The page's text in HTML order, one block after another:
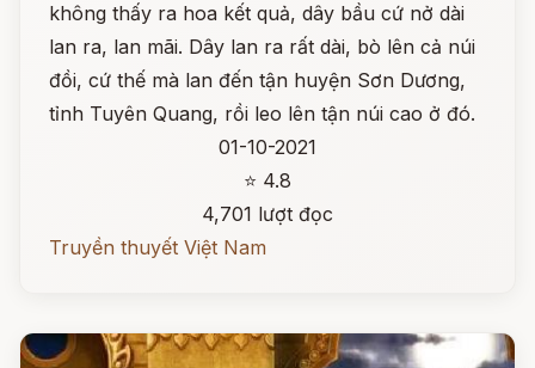
không thấy ra hoa kết quả, dây bầu cứ nở dài
lan ra, lan mãi. Dây lan ra rất dài, bò lên cả núi
đồi, cứ thế mà lan đến tận huyện Sơn Dương,
tỉnh Tuyên Quang, rồi leo lên tận núi cao ở đó.
01-10-2021
⭐ 4.8
4,701 lượt đọc
Truyền thuyết Việt Nam